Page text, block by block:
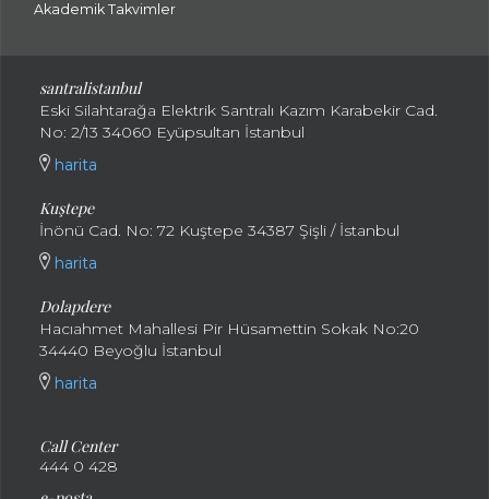
Akademik Takvimler
santralistanbul
Eski Silahtarağa Elektrik Santralı Kazım Karabekir Cad.
No: 2/13 34060 Eyüpsultan İstanbul
harita
Kuştepe
İnönü Cad. No: 72 Kuştepe 34387 Şişli / İstanbul
harita
Dolapdere
Hacıahmet Mahallesi Pir Hüsamettin Sokak No:20
34440 Beyoğlu İstanbul
harita
Call Center
444 0 428